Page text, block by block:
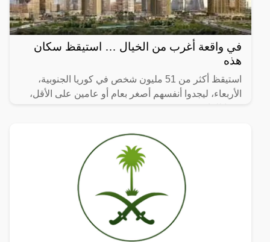
في واقعة أغرب من الخيال … استيقظ سكان
هذه
استيقظ أكثر من 51 مليون شخص في كوريا الجنوبية،
الأربعاء، ليجدوا أنفسهم أصغر بعام أو عامين على الأقل،